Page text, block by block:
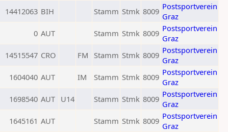
14412063 BIH Stamm Stmk 8009 Postsportverein
Graz
0 AUT Stamm Stmk 8009 Postsportverein
Graz
14515547 CRO FM Stamm Stmk 8009 Postsportverein
Graz
1604040 AUT IM Stamm Stmk 8009 Postsportverein
Graz
1698540 AUT U14 Stamm Stmk 8009 Postsportverein
Graz
1645161 AUT Stamm Stmk 8009 Postsportverein
Graz